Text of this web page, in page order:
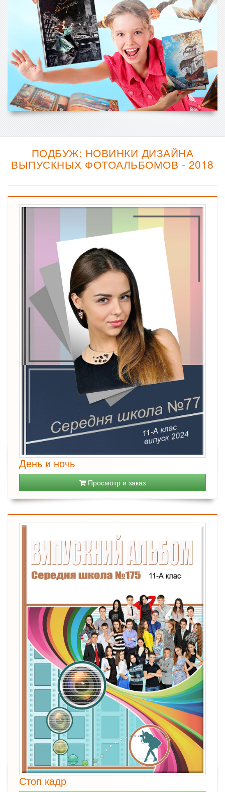
ПОДБУЖ: НОВИНКИ ДИЗАЙНА
ВЫПУСКНЫХ ФОТОАЛЬБОМОВ - 2018
День и ночь
Просмотр и заказ
Стоп кадр